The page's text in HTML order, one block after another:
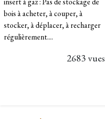
bois à acheter, à couper, à
stocker, à déplacer, à recharger
régulièrement....
2683 vues